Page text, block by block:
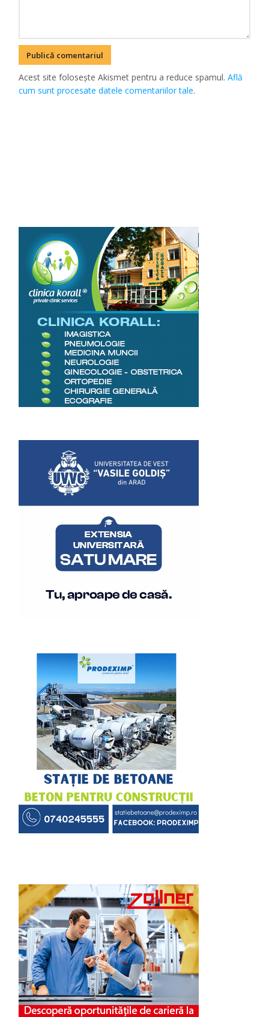
Acest site folosește Akismet pentru a reduce spamul.Află
cum sunt procesate datele comentariilor tale.